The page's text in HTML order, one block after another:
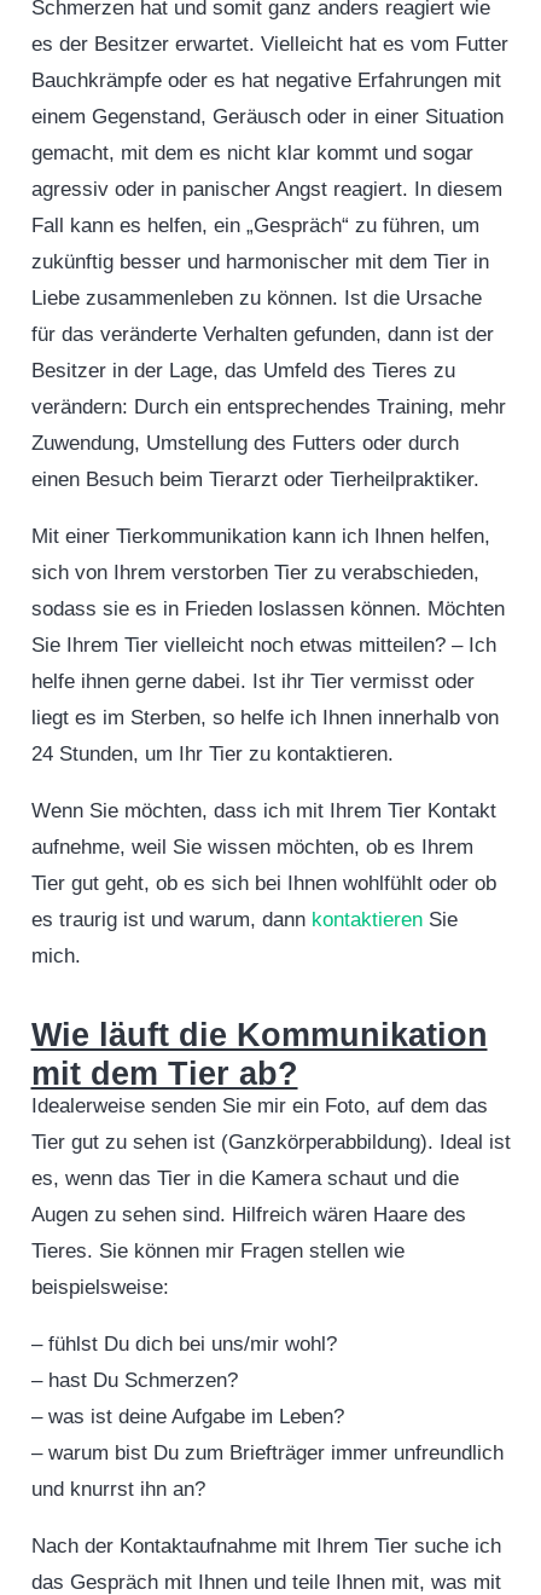
Schmerzen hat und somit ganz anders reagiert wie
es der Besitzer erwartet. Vielleicht hat es vom Futter
Bauchkrämpfe oder es hat negative Erfahrungen mit
einem Gegenstand, Geräusch oder in einer Situation
gemacht, mit dem es nicht klar kommt und sogar
agressiv oder in panischer Angst reagiert. In diesem
Fall kann es helfen, ein „Gespräch“ zu führen, um
zukünftig besser und harmonischer mit dem Tier in
Liebe zusammenleben zu können. Ist die Ursache
für das veränderte Verhalten gefunden, dann ist der
Besitzer in der Lage, das Umfeld des Tieres zu
verändern: Durch ein entsprechendes Training, mehr
Zuwendung, Umstellung des Futters oder durch
einen Besuch beim Tierarzt oder Tierheilpraktiker.
Mit einer Tierkommunikation kann ich Ihnen helfen,
sich von Ihrem verstorben Tier zu verabschieden,
sodass sie es in Frieden loslassen können. Möchten
Sie Ihrem Tier vielleicht noch etwas mitteilen? – Ich
helfe ihnen gerne dabei. Ist ihr Tier vermisst oder
liegt es im Sterben, so helfe ich Ihnen innerhalb von
24 Stunden, um Ihr Tier zu kontaktieren.
Wenn Sie möchten, dass ich mit Ihrem Tier Kontakt
aufnehme, weil Sie wissen möchten, ob es Ihrem
Tier gut geht, ob es sich bei Ihnen wohlfühlt oder ob
es traurig ist und warum, dann kontaktieren Sie
mich.
Wie läuft die Kommunikation
mit dem Tier ab?
Idealerweise senden Sie mir ein Foto, auf dem das
Tier gut zu sehen ist (Ganzkörperabbildung). Ideal ist
es, wenn das Tier in die Kamera schaut und die
Augen zu sehen sind. Hilfreich wären Haare des
Tieres. Sie können mir Fragen stellen wie
beispielsweise:
– fühlst Du dich bei uns/mir wohl?
– hast Du Schmerzen?
– was ist deine Aufgabe im Leben?
– warum bist Du zum Briefträger immer unfreundlich
und knurrst ihn an?
Nach der Kontaktaufnahme mit Ihrem Tier suche ich
das Gespräch mit Ihnen und teile Ihnen mit, was mit